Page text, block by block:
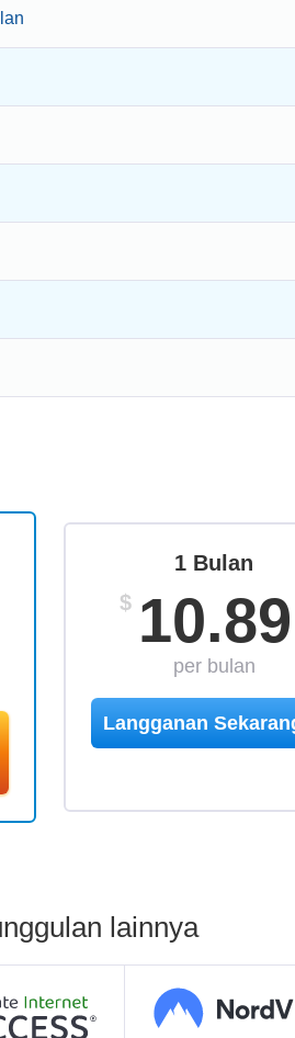
1 Bulan
$ 10.89
per bulan
Langganan
lainnya